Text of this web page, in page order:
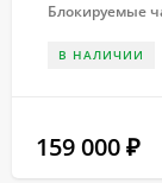
Блокируемые
В НАЛИЧИИ
159 000 ₽